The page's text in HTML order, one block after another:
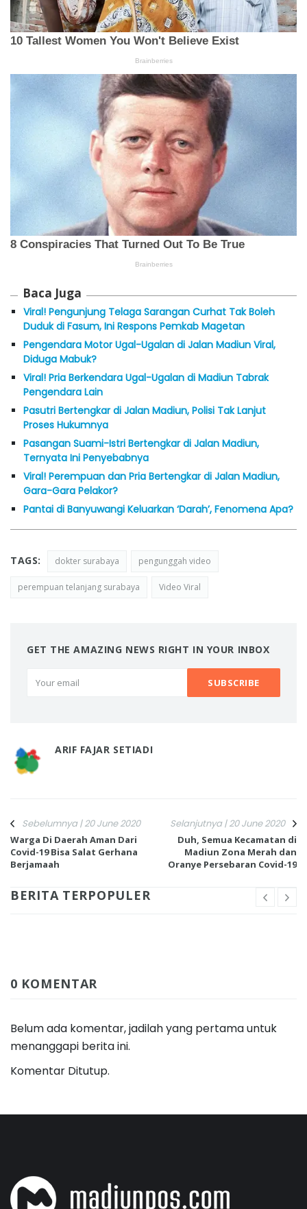
Baca Juga
Viral! Pengunjung Telaga Sarangan Curhat Tak Boleh
Duduk di Fasum, Ini Respons Pemkab Magetan
Pengendara Motor Ugal-Ugalan di Jalan Madiun Viral,
Diduga Mabuk?
Viral! Pria Berkendara Ugal-Ugalan di Madiun Tabrak
Pengendara Lain
Pasutri Bertengkar di Jalan Madiun, Polisi Tak Lanjut
Proses Hukumnya
Pasangan Suami-Istri Bertengkar di Jalan Madiun,
Ternyata Ini Penyebabnya
Viral! Perempuan dan Pria Bertengkar di Jalan Madiun,
Gara-Gara Pelakor?
Pantai di Banyuwangi Keluarkan ‘Darah’, Fenomena Apa?
TAGS: dokter surabaya pengunggah video
perempuan telanjang surabaya Video Viral
GET THE AMAZING NEWS RIGHT IN YOUR INBOX
ARIF FAJAR SETIADI
Sebelumnya | 20 June 2020
Warga Di Daerah Aman Dari
Covid-19 Bisa Salat Gerhana
Berjamaah
Selanjutnya | 20 June 2020
Duh, Semua Kecamatan di
Madiun Zona Merah dan
Oranye Persebaran Covid-19
BERITA TERPOPULER
0 KOMENTAR
Belum ada komentar, jadilah yang pertama untuk
menanggapi berita ini.
Komentar Ditutup.